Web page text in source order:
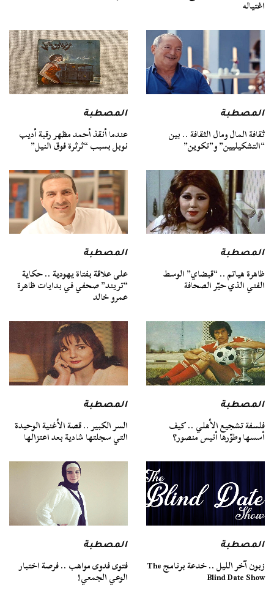
اغتياله
المصطبة
ثقافة المال ومال الثقافة .. بين
“التشكيليين” و”تكوين”
المصطبة
عندما أنقذ أحمد مظهر رقبة أديب
نوبل بسبب “ثرثرة فوق النيل”
المصطبة
ظاهرة هياتم .. “قبضاي” الوسط
الفني الذي حيّر الصحافة
المصطبة
على علاقة بفتاة يهودية .. حكاية
“تريند” صحفي في بدايات ظاهرة
عمرو خالد
المصطبة
فلسفة تشجيع الأهلي .. كيف
أسسها وطوّرها أنيس منصور؟
المصطبة
السر الكبير .. قصة الأغنية الوحيدة
التي سجلتها شادية بعد اعتزالها
المصطبة
زبون آخر الليل .. خدعة برنامج The
Blind Date Show
المصطبة
فتوى فدوى مواهب .. فرصة اختبار
الوعي الجمعي!